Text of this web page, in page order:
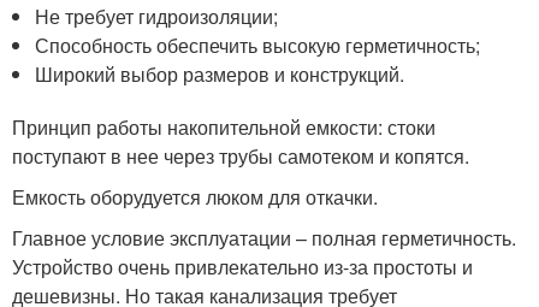
Не требует гидроизоляции;
Способность обеспечить высокую герметичность;
Широкий выбор размеров и конструкций.
Принцип работы накопительной емкости: стоки
поступают в нее через трубы самотеком и копятся.
Емкость оборудуется люком для откачки.
Главное условие эксплуатации – полная герметичность.
Устройство очень привлекательно из-за простоты и
дешевизны. Но такая канализация требует